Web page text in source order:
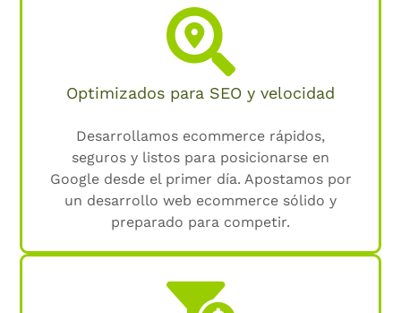
Optimizados para SEO y velocidad
Desarrollamos ecommerce rápidos,
seguros y listos para posicionarse en
Google desde el primer día. Apostamos por
un desarrollo web ecommerce sólido y
preparado para competir.